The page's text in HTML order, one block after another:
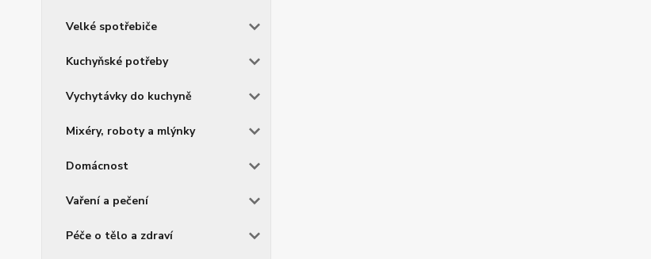
Velké spotřebiče
Kuchyňské potřeby
Vychytávky do kuchyně
Mixéry, roboty a mlýnky
Domácnost
Vaření a pečení
Péče o tělo a zdraví